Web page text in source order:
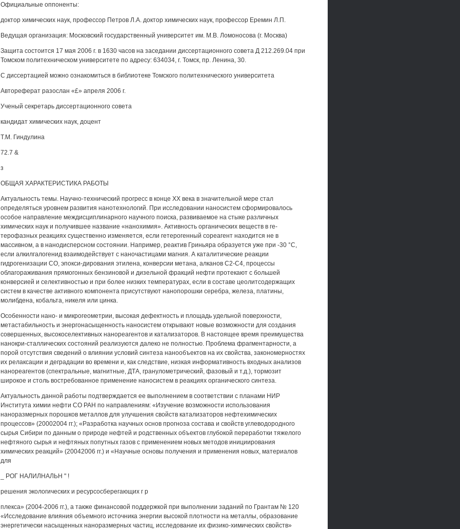
Официальные оппоненты:
доктор химических наук, профессор Петров Л.А. доктор химических наук, профессор Еремин Л.П.
Ведущая организация: Московский государственный университет им. М.В. Ломоносова (г. Москва)
Защита состоится 17 мая 2006 г. в 1630 часов на заседании диссертационного совета Д 212.269.04 при
Томском политехническом университете по адресу: 634034, г. Томск, пр. Ленина, 30.
С диссертацией можно ознакомиться в библиотеке Томского политехнического университета
Автореферат разослан «£» апреля 2006 г.
Ученый секретарь диссертационного совета
кандидат химических наук, доцент
Т.М. Гиндулина
72.7 &
з
ОБЩАЯ ХАРАКТЕРИСТИКА РАБОТЫ
Актуальность темы. Научно-технический прогресс в конце XX века в значительной мере стал
определяться уровнем развития нанотехнологий. При исследовании наносистем сформировалось
особое направление междисциплинарного научного поиска, развиваемое на стыке различных
химических наук и получившее название «нанохимия». Активность органических веществ в ге-
терофазных реакциях существенно изменяется, если гетерогенный сореагент находится не в
массивном, а в нанодисперсном состоянии. Например, реактив Гриньяра образуется уже при -30 °С,
если алкилгалогенид взаимодействует с наночастицами магния. А каталитические реакции
гидрогенизации СО, эпокси-дирования этилена, конверсии метана, алканов С2-С4, процессы
облагораживания прямогонных бензиновой и дизельной фракций нефти протекают с большей
конверсией и селективностью и при более низких температурах, если в составе цеолитсодержащих
систем в качестве активного компонента присутствуют нанопорошки серебра, железа, платины,
молибдена, кобальта, никеля или цинка.
Особенности нано- и микрогеометрии, высокая дефектность и площадь удельной поверхности,
метастабильность и энергонасыщенность наносистем открывают новые возможности для создания
совершенных, высокоселективных нанореагентов и катализаторов. В настоящее время преимущества
нанокри-сталлических состояний реализуются далеко не полностью. Проблема фрагментарности, а
порой отсутствия сведений о влиянии условий синтеза нанообъектов на их свойства, закономерностях
их релаксации и деградации во времени и, как следствие, низкая информативность входных анализов
нанореагентов (спектральные, магнитные, ДТА, гранулометрический, фазовый и т.д.), тормозит
широкое и столь востребованное применение наносистем в реакциях органического синтеза.
Актуальность данной работы подтверждается ее выполнением в соответствии с планами НИР
Института химии нефти СО РАН по направлениям: «Изучение возможности использования
наноразмерных порошков металлов для улучшения свойств катализаторов нефтехимических
процессов» (20002004 гг.); «Разработка научных основ прогноза состава и свойств углеводородного
сырья Сибири по данным о природе нефтей и родственных объектов глубокой переработки тяжелого
нефтяного сырья и нефтяных попутных газов с применением новых методов инициирования
химических реакций» (20042006 гг.) и «Научные основы получения и применения новых, материалов
для
_ РОГ НАЛИЛНАЛЬН " !
решения экологических и ресурсосберегающих г р
плекса» (2004-2006 гг.), а также финансовой поддержкой при выполнении заданий по Грантам № 120
«Исследование влияния объемного источника энергии высокой плотности на металлы, образование
энергетически насыщенных наноразмерных частиц, исследование их физико-химических свойств»